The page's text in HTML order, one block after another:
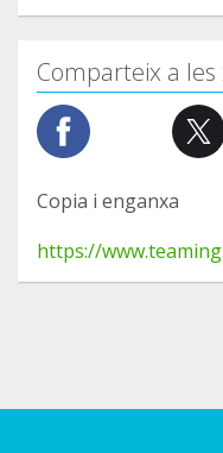
Comparteix a les
Copia i enganxa
https://